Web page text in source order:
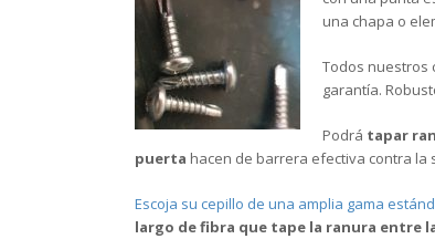
una chapa o
Todos nuestros
garantía.
Podrá tapar
puerta hacen de barrera efectiva contra la
Escoja su cepillo de una amplia gama
largo de fibra que tape la ranura entre